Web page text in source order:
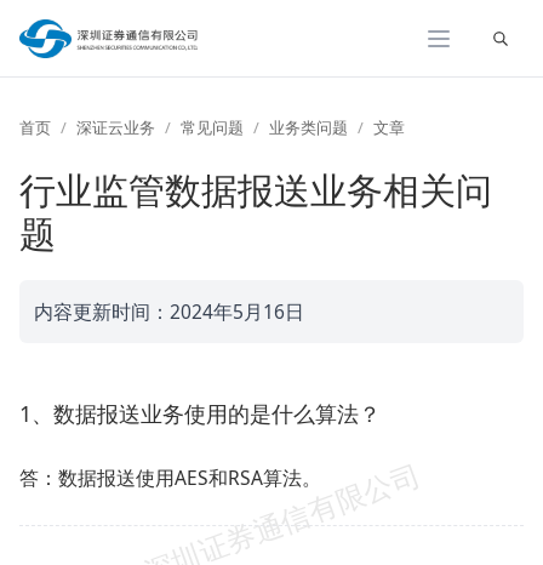
展开
首页 深证云业务 常见问题 业务类问题 文章
行业监管数据报送业务相关问
题
内容更新时间：2024年5月16日
1、数据报送业务使用的是什么算法？
答：数据报送使用AES和RSA算法。